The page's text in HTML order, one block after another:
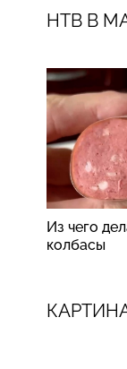
НТВ В
Из чего
колбасы